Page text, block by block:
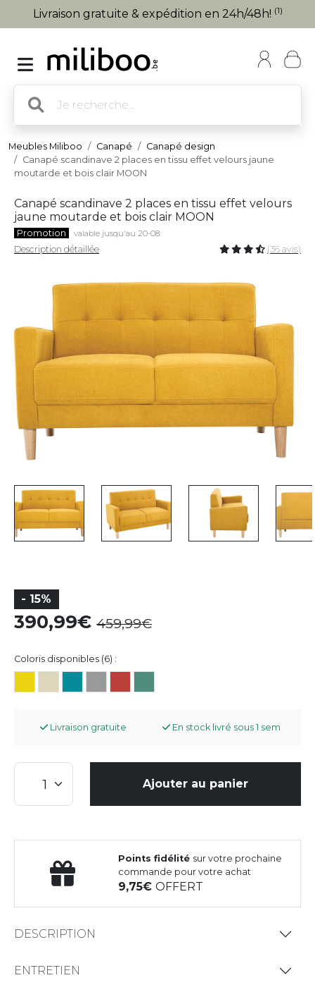
Livraison gratuite & expédition en 24h/48h! (1)
Meubles Miliboo Canapé
Canapé design
Canapé scandinave 2 places en tissu effet velours jaune
moutarde et bois clair MOON
Canapé scandinave 2 places en tissu effet velours
jaune moutarde et bois clair MOON
Promotion valable jusqu'au 20-08
Description détaillée (36 avis)
- 15%
390,99 459,99
Coloris disponibles (6) :
Livraison gratuite En stock livré sous 1 sem
Ajouter au panier
Points fidélité sur votre prochaine
commande pour votre achat
9,75OFFERT
DESCRIPTION
ENTRETIEN